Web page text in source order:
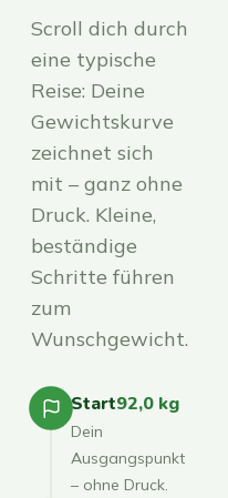
Scroll dich durch
eine typische
Reise: Deine
Gewichtskurve
zeichnet sich
mit – ganz ohne
Druck. Kleine,
beständige
Schritte führen
zum
Wunschgewicht.
Start92,0 kg
Dein
Ausgangspunkt
– ohne Druck.